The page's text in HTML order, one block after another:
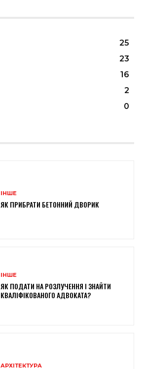
25
23
16
2
0
ІНШЕ
ЯК ПРИБРАТИ БЕТОННИЙ ДВОРИК
ІНШЕ
ЯК ПОДАТИ НА РОЗЛУЧЕННЯ І ЗНАЙТИ
КВАЛІФІКОВАНОГО АДВОКАТА?
АРХІТЕКТУРА